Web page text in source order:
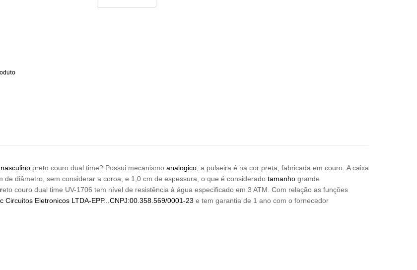
preto couro dual time? Possui mecanismo analogico , a pulseira é na cor preta, fabricada em couro. A caixa
diâmetro, sem considerar a coroa, e 1,0 cm de espessura, o que é considerado tamanho grande
eto couro dual time UV-1706 tem nível de resistência à água especificado em 3 ATM. Com relação as funções
Circuitos Eletronicos LTDA-EPP...CNPJ:00.358.569/0001-23 e tem garantia de 1 ano com o fornecedor